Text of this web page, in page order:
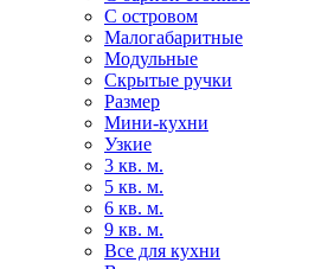
С островом
Малогабаритные
Модульные
Скрытые ручки
Размер
Мини-кухни
Узкие
3 кв. м.
5 кв. м.
6 кв. м.
9 кв. м.
Все для кухни